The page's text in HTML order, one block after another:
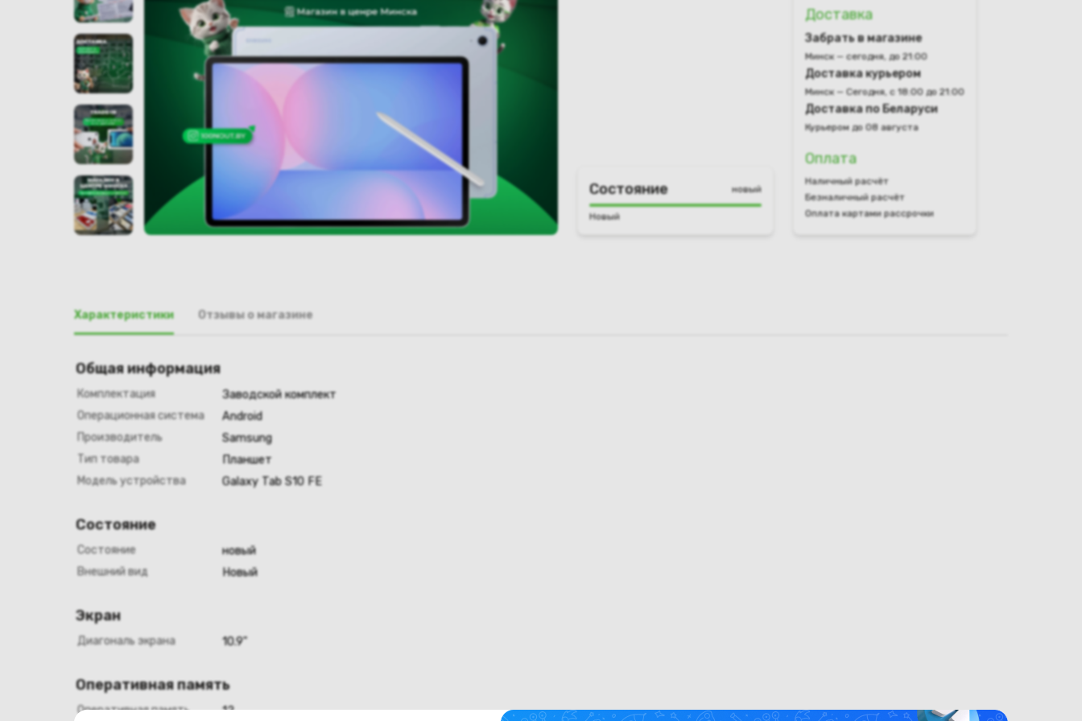
Состояние новый
Новый
Доставка
Забрать в магазине
Минск — сегодня, до 21:00
Доставка курьером
Минск — Сегодня, с 18:00 до 21:00
Доставка по Беларуси
Курьером до 08 августа
Оплата
Наличный расчёт
Безналичный расчёт
Оплата картами рассрочки
Характеристики Отзывы о магазине
Общая информация
Комплектация
Заводской комплект
Операционная система
Android
Производитель
Samsung
Тип товара
Планшет
Модель устройства
Galaxy Tab S10 FE
Состояние
Состояние
новый
Внешний вид
Новый
Экран
Диагональ экрана 10.9"
Оперативная память
Оперативная память 12